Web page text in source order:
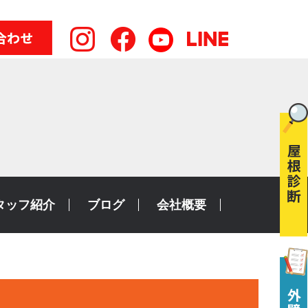
ッフ紹介 ブログ 会社概要